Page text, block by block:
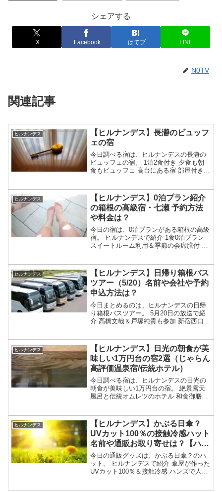
シェアする
X Facebook はてブ LINE
N0TV
関連記事
ヒルナンデス
【ヒルナンデス】長瀞のビュッフ
ェの宿
今日調べる宿は、ヒルナンデスの長瀞の
ビュッフェの宿。 1泊2食付き 夕食も朝
食もビュッフェ 高台にある宿 部屋付き風
のビュッフェの宿についてです。（画像
はイメージで...
ヒルナンデス
【ヒルナンデス】0泊プラン紹介
の箱根の高級宿・七瀬 予約方法
や料金は？
今日の宿は、0泊プランがある箱根の高級
宿。 ヒルナンデスで紹介 1食0泊プラン
スイートルーム利用＆季節の会席膳付 貸
た0泊プランの高級宿・箱根七瀬について
です。...
ヒルナンデス
【ヒルナンデス】日帰り箱根バス
ツアー（5/20）名前や会社や予約
申込方法は？
今日まとめるのは、ヒルナンデスの日帰
り箱根バスツアー。 5月20日の放送で紹
介 高橋文哉＆戸塚純貴も参加 新宿西口発
名前や会社や予約申込方法は？等々、5月
20...
ヒルナンデス
【ヒルナンデス】日光の朝食が美
味しい1万円台の宿2選（じゃらん
高評価温泉宿/伝統ホテル）
今日調べる宿は、ヒルナンデスの日光の
朝食が美味しい1万円台の宿。 絶景露天
風呂と伝統オムレツのホテル 和食御膳朝
食が美味しい1万円台の宿についてです。
（画像はイメー...
ヒルナンデス
【ヒルナンデス】かぶる日傘？
UVカット100％の接触冷感ハット
名前や通販お取り寄せは？【ハン
ズ人気雑貨】
今日の通販グッズは、かぶる日傘？のハ
ット。 ヒルナンデスで紹介 傘屋が作った
UVカット100％＆接触冷感 ハンズで人気